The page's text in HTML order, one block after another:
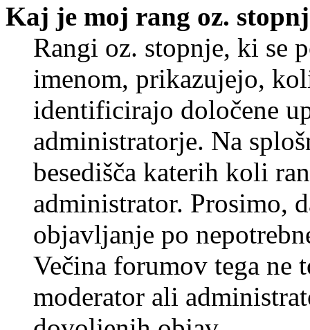
Kaj je moj rang oz.
Rangi oz. stopnje, ki se
imenom, prikazujejo,
identificirajo določene
administratorje. Na
besedišča katerih koli
administrator. Prosimo,
objavljanje po
Večina forumov tega ne
moderator ali